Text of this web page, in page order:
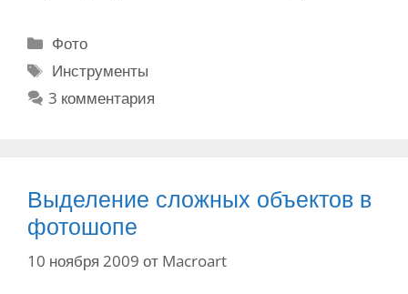
Р
у
р
Фото
М
е
Инструменты
3 комментария
Выделение сложных объектов в
фотошопе
10 ноября 2009 от Macroart